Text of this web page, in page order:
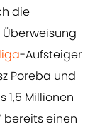
die
-Aufsteiger
Poreba und
1,5 Millionen
bereits einen